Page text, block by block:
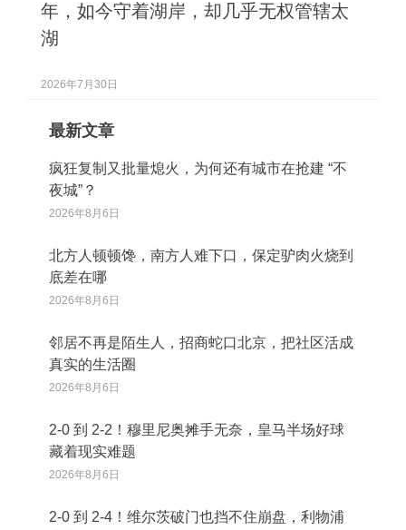
年，如今守着湖岸，却几乎无权管辖太
湖
2026年7月30日
最新文章
疯狂复制又批量熄火，为何还有城市在抢建 “不
夜城”？
2026年8月6日
北方人顿顿馋，南方人难下口，保定驴肉火烧到
底差在哪
2026年8月6日
邻居不再是陌生人，招商蛇口北京，把社区活成
真实的生活圈
2026年8月6日
2‑0 到 2‑2！穆里尼奥摊手无奈，皇马半场好球
藏着现实难题
2026年8月6日
2‑0 到 2‑4！维尔茨破门也挡不住崩盘，利物浦